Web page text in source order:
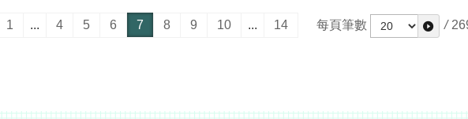
1 ... 4 5 6 7 8 9 10 ... 14 每頁筆數 /